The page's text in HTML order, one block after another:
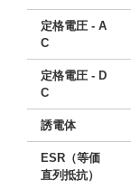
定格電圧 - A
C
定格電圧 - D
C
誘電体
ESR（等価
直列抵抗）